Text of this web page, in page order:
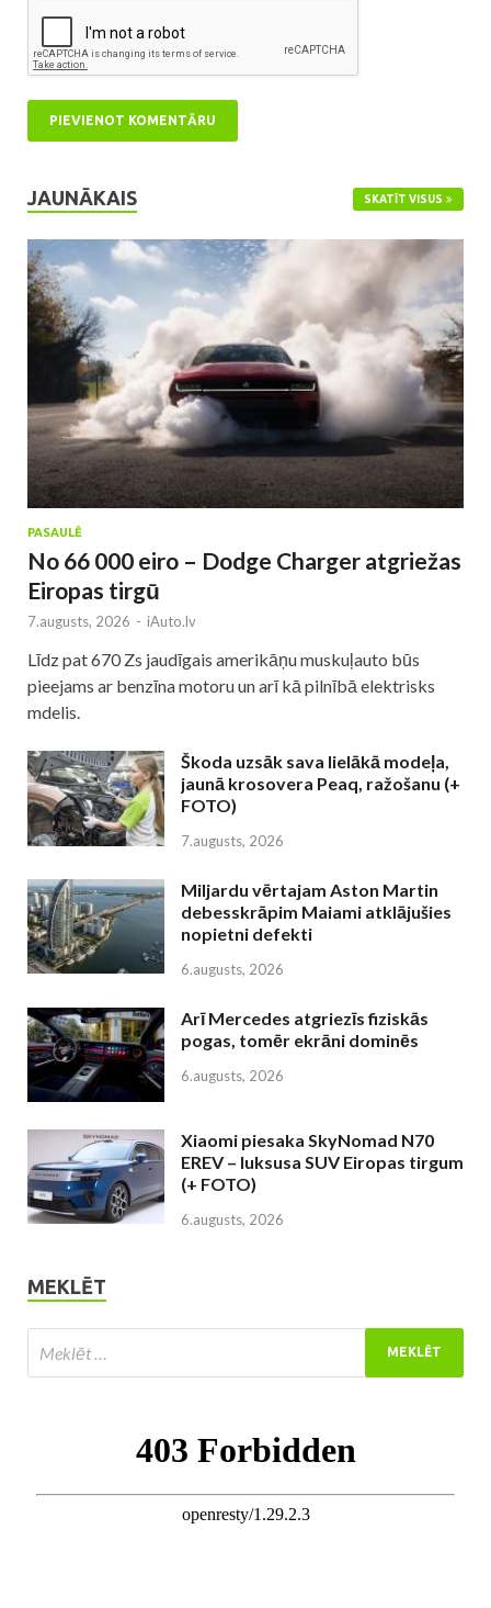
JAUNĀKAIS SKATĪT VISUS
PASAULĒ
No 66 000 eiro – Dodge Charger atgriežas
Eiropas tirgū
7.augusts, 2026 - iAuto.lv
Līdz pat 670 Zs jaudīgais amerikāņu muskuļauto būs
pieejams ar benzīna motoru un arī kā pilnībā elektrisks
mdelis.
Škoda uzsāk sava lielākā modeļa,
jaunā krosovera Peaq, ražošanu (+
FOTO)
7.augusts, 2026
Miljardu vērtajam Aston Martin
debesskrāpim Maiami atklājušies
nopietni defekti
6.augusts, 2026
Arī Mercedes atgriezīs fiziskās
pogas, tomēr ekrāni dominēs
6.augusts, 2026
Xiaomi piesaka SkyNomad N70
EREV – luksusa SUV Eiropas tirgum
(+ FOTO)
6.augusts, 2026
MEKLĒT